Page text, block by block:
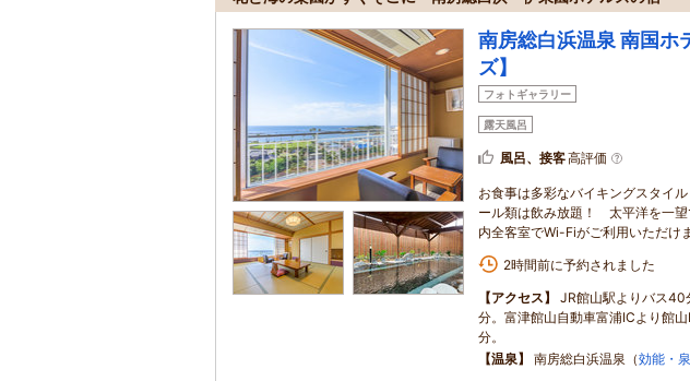
南房総白浜温泉 南国ホ
ズ】
フォトギャラリー
露天風呂
風呂、接客高評価
お食事は多彩なバイキングスタイ
ール類は飲み放題！ 太平洋を一
内全客室でWi-Fiがご利用いただけ
2時間前に予約されました
【アクセス】
JR館山駅よりバス40
分。富津館山自動車富浦ICより館
分。
【温泉】 南房総白浜温泉（効能・